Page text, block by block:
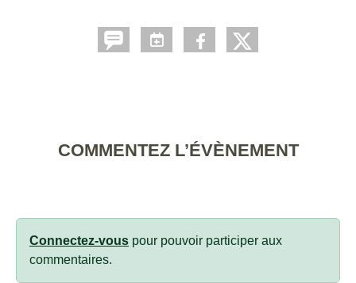
COMMENTEZ L’ÉVÈNEMENT
Connectez-vous pour pouvoir participer aux
commentaires.